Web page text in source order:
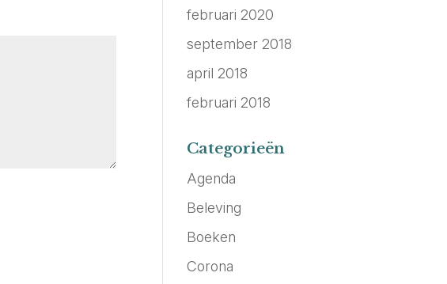
februari 2020
september 2018
april 2018
februari 2018
Categorieën
Agenda
Beleving
Boeken
Corona